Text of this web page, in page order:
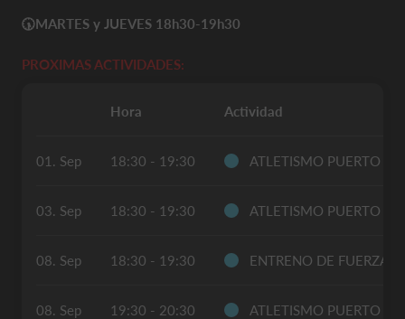
🕠MARTES y JUEVES 18h30-19h30
PROXIMAS ACTIVIDADES:
Hora Actividad
01. Sep 18:30 - 19:30 ATLETISMO PUERTO
03. Sep 18:30 - 19:30 ATLETISMO PUERTO
08. Sep 18:30 - 19:30 ENTRENO DE FUERZA
08. Sep 19:30 - 20:30 ATLETISMO PUERTO